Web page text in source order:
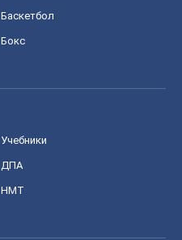
Баскетбол
Бокс
Учебники
ДПА
НМТ